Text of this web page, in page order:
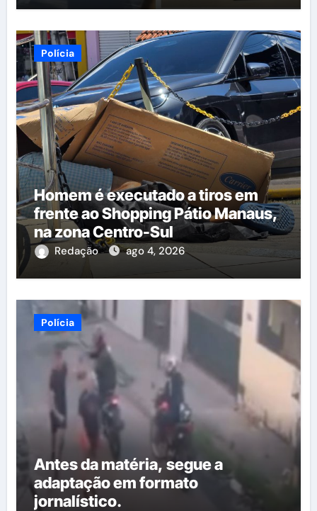
Polícia
Homem é executado a tiros em
frente ao Shopping Pátio Manaus,
na zona Centro-Sul
Redação ago 4, 2026
Polícia
Antes da matéria, segue a
adaptação em formato
jornalístico.